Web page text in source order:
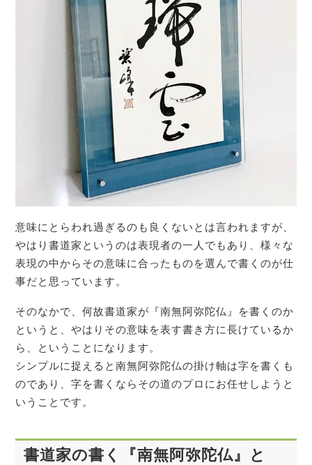
意味にとらわれ過ぎるのも良くないとは言われますが、
やはり書道家というのは表現者の一人でもあり、様々な
表現の中からその意味に合ったものを選んで書くのが仕
事だと思っています。
そのなかで、何故書道家が『南無阿弥陀仏』を書くのか
というと、やはりその意味を表す書き方に長けているか
ら、ということになります。
シンプルに捉えると南無阿弥陀仏の掛け軸は字を書くも
のであり、字を書くならその道のプロにお任せしようと
いうことです。
書道家の書く『南無阿弥陀仏』と